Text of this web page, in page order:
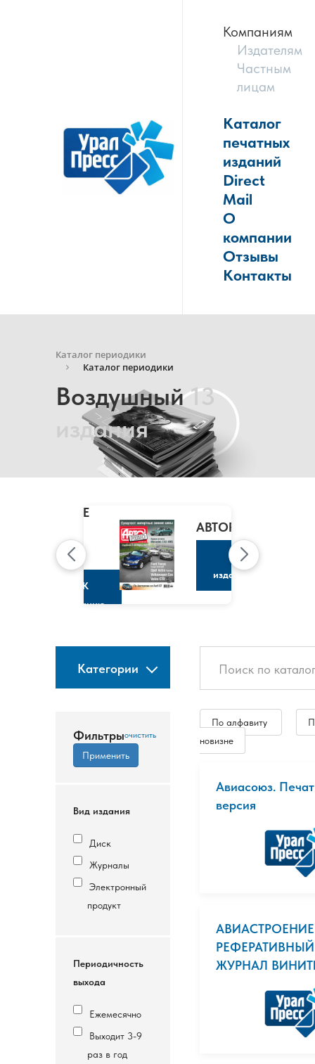
Компаниям
Издателям
Частным
лицам
Каталог
печатных
изданий
Direct
Mail
О
компании
Отзывы
Контакты
Каталог периодики
Каталог периодики
Воздушный13
издания
CLAIRE
МАРИ
КЛЭР
К
изданию
АВТОРЕВЮ
К
изданию
Категории
Фильтры
Вид издания
Диск
Журналы
Электронный
продукт
Периодичность
выхода
Ежемесячно
Выходит 3-9
раз в год
По алфавиту
новизне
Авиасоюз.
версия
РЕФЕРАТИВНЫЙ
ЖУРНАЛ